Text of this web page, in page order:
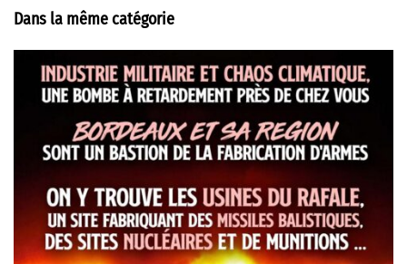
Dans la même catégorie